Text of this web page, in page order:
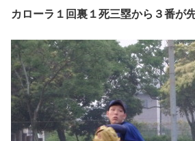
カローラ１回裏１死三塁から３番が